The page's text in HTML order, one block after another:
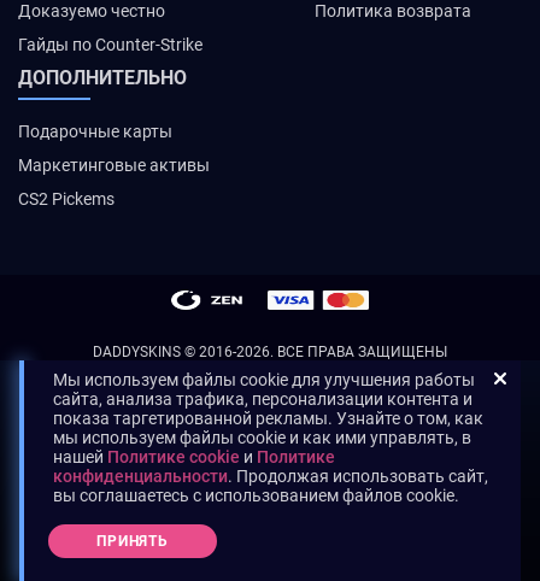
Доказуемо честно
Гайды по Counter-Strike
Политика возврата
ДОПОЛНИТЕЛЬНО
Подарочные карты
Маркетинговые активы
CS2 Pickems
DADDYSKINS © 2016-2026. ВСЕ ПРАВА ЗАЩИЩЕНЫ
Мы используем файлы cookie для улучшения работы
сайта, анализа трафика, персонализации контента и
показа таргетированной рекламы. Узнайте о том, как
мы используем файлы cookie и как ими управлять, в
нашей Политике cookie и Политике
конфиденциальности. Продолжая использовать сайт,
вы соглашаетесь с использованием файлов cookie.
ПРИНЯТЬ